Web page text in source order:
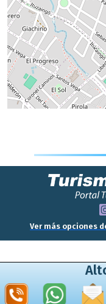
Ver más opciones